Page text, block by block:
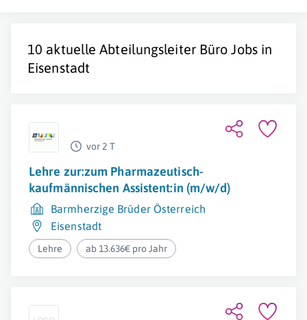
10 aktuelleAbteilungsleiter Büro Jobs in
Eisenstadt
vor 2 T
Lehre zur:zum Pharmazeutisch-
kaufmännischen Assistent:in (m/w/d)
Barmherzige Brüder Österreich
Eisenstadt
Lehre ab 13.636€ pro Jahr